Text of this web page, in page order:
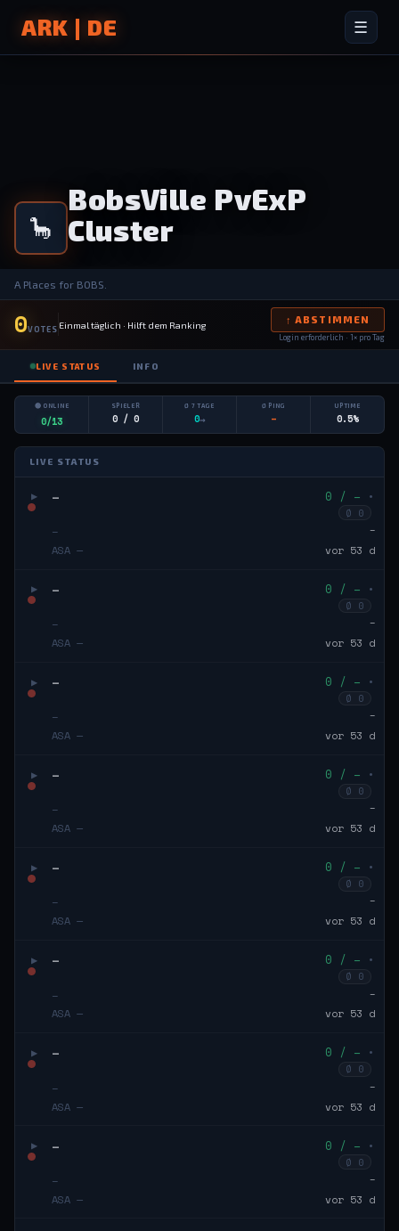
ARK | DE ☰
🦕
BobsVille PvExP
Cluster
A Places for BOBS.
0VOTES Einmal täglich · Hilft dem Ranking ↑ ABSTIMMEN
Login erforderlich · 1× pro Tag
LIVE STATUS INFO
🟢 ONLINE
0/13
SPIELER
0 / 0
Ø 7 TAGE
0→
Ø PING
–
UPTIME
0.5%
LIVE STATUS
▶ – 0 / – •
Ø 0
–
ASA — vor 53 d
–
▶ – 0 / – •
Ø 0
–
ASA — vor 53 d
–
▶ – 0 / – •
Ø 0
–
ASA — vor 53 d
–
▶ – 0 / – •
Ø 0
–
ASA — vor 53 d
–
▶ – 0 / – •
Ø 0
–
ASA — vor 53 d
–
▶ – 0 / – •
Ø 0
–
ASA — vor 53 d
–
▶ – 0 / – •
Ø 0
–
ASA — vor 53 d
–
▶ – 0 / – •
Ø 0
–
ASA — vor 53 d
–